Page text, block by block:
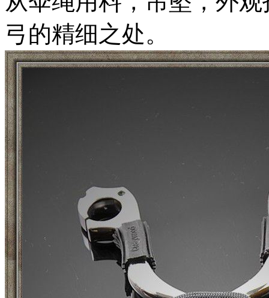
弓的精细之处。